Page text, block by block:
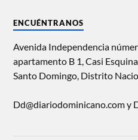
ENCUÉNTRANOS
Avenida Independencia
apartamento B 1, Casi
Santo Domingo, Distrito
Dd@diariodominicano.com y